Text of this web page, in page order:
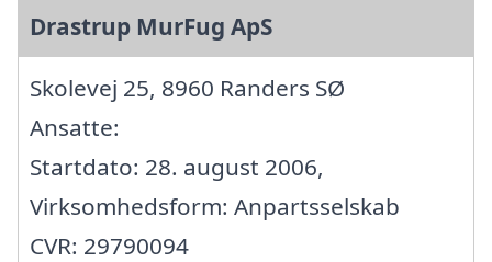
Drastrup MurFug ApS
Skolevej 25, 8960 Randers SØ
Ansatte:
Startdato: 28. august 2006,
Virksomhedsform: Anpartsselskab
CVR: 29790094